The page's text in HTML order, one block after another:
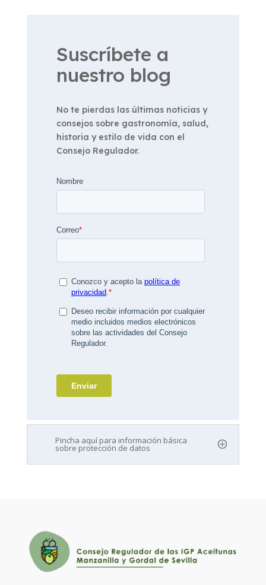
Suscríbete a
nuestro blog
No te pierdas las últimas noticias y
consejos sobre gastronomía, salud,
historia y estilo de vida con el
Consejo Regulador.
Pincha aquí para información básica
sobre protección de datos